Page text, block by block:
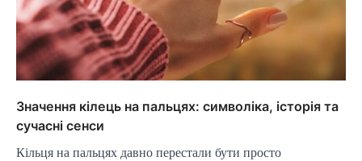
Значення кілець на пальцях: символіка, історія та
сучасні сенси
Кільця на пальцях давно перестали бути просто